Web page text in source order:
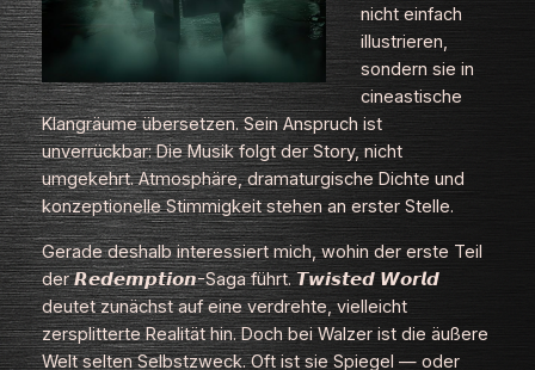
nicht einfach
illustrieren,
sondern sie in
cineastische
Klangräume übersetzen. Sein Anspruch ist
unverrückbar: Die Musik folgt der Story, nicht
umgekehrt. Atmosphäre, dramaturgische Dichte und
konzeptionelle Stimmigkeit stehen an erster Stelle.
Gerade deshalb interessiert mich, wohin der erste Teil
der 𝙍𝙚𝙙𝙚𝙢𝙥𝙩𝙞𝙤𝙣-Saga führt. 𝙏𝙬𝙞𝙨𝙩𝙚𝙙 𝙒𝙤𝙧𝙡𝙙
deutet zunächst auf eine verdrehte, vielleicht
zersplitterte Realität hin. Doch bei Walzer ist die äußere
Welt selten Selbstzweck. Oft ist sie Spiegel — oder